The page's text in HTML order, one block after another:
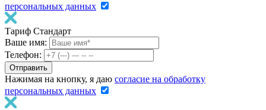
персональных данных
Тариф Стандарт
Ваше имя:
Телефон:
Нажимая на кнопку, я даю согласие на обработку
персональных данных